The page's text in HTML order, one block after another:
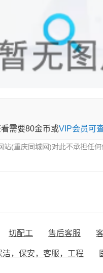
看需要80金币或VIP会员可
站(重庆同城网)对此不承担任
切配工 售后客服
洁，保安，客服，工程